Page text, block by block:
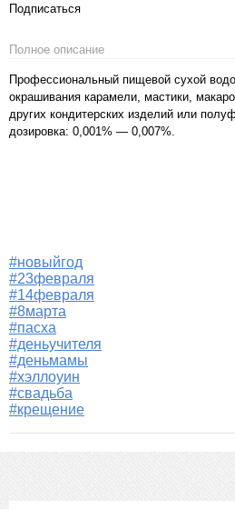
Подписаться
Полное описание
Профессиональный пищевой сухой
окрашивания карамели, мастики,
других кондитерских изделий или
дозировка: 0,001% — 0,007%.
#новыйгод
#23февраля
#14февраля
#8марта
#пасха
#деньучителя
#деньмамы
#хэллоуин
#свадьба
#крещение